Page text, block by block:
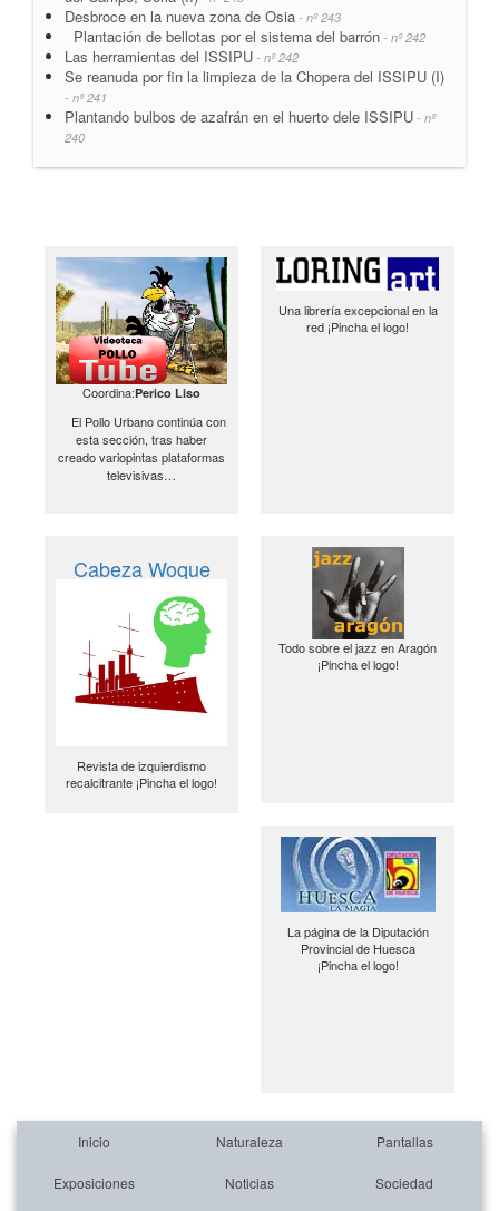
Desbroce en la nueva zona de Osia - nº 243
Plantación de bellotas por el sistema del barrón - nº 242
Las herramientas del ISSIPU - nº 242
Se reanuda por fin la limpieza de la Chopera del ISSIPU (I)
- nº 241
Plantando bulbos de azafrán en el huerto dele ISSIPU - nº
240
Coordina:Perico Liso
El Pollo Urbano continúa con
esta sección, tras haber
creado variopintas plataformas
televisivas…
Una librería excepcional en la
red ¡Pincha el logo!
Cabeza Woque
Revista de izquierdismo
recalcitrante ¡Pincha el logo!
Todo sobre el jazz en Aragón
¡Pincha el logo!
La página de la Diputación
Provincial de Huesca
¡Pincha el logo!
Inicio Naturaleza Pantallas
Exposiciones Noticias Sociedad